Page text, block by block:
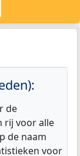
de
rij voor alle
de naam
voor